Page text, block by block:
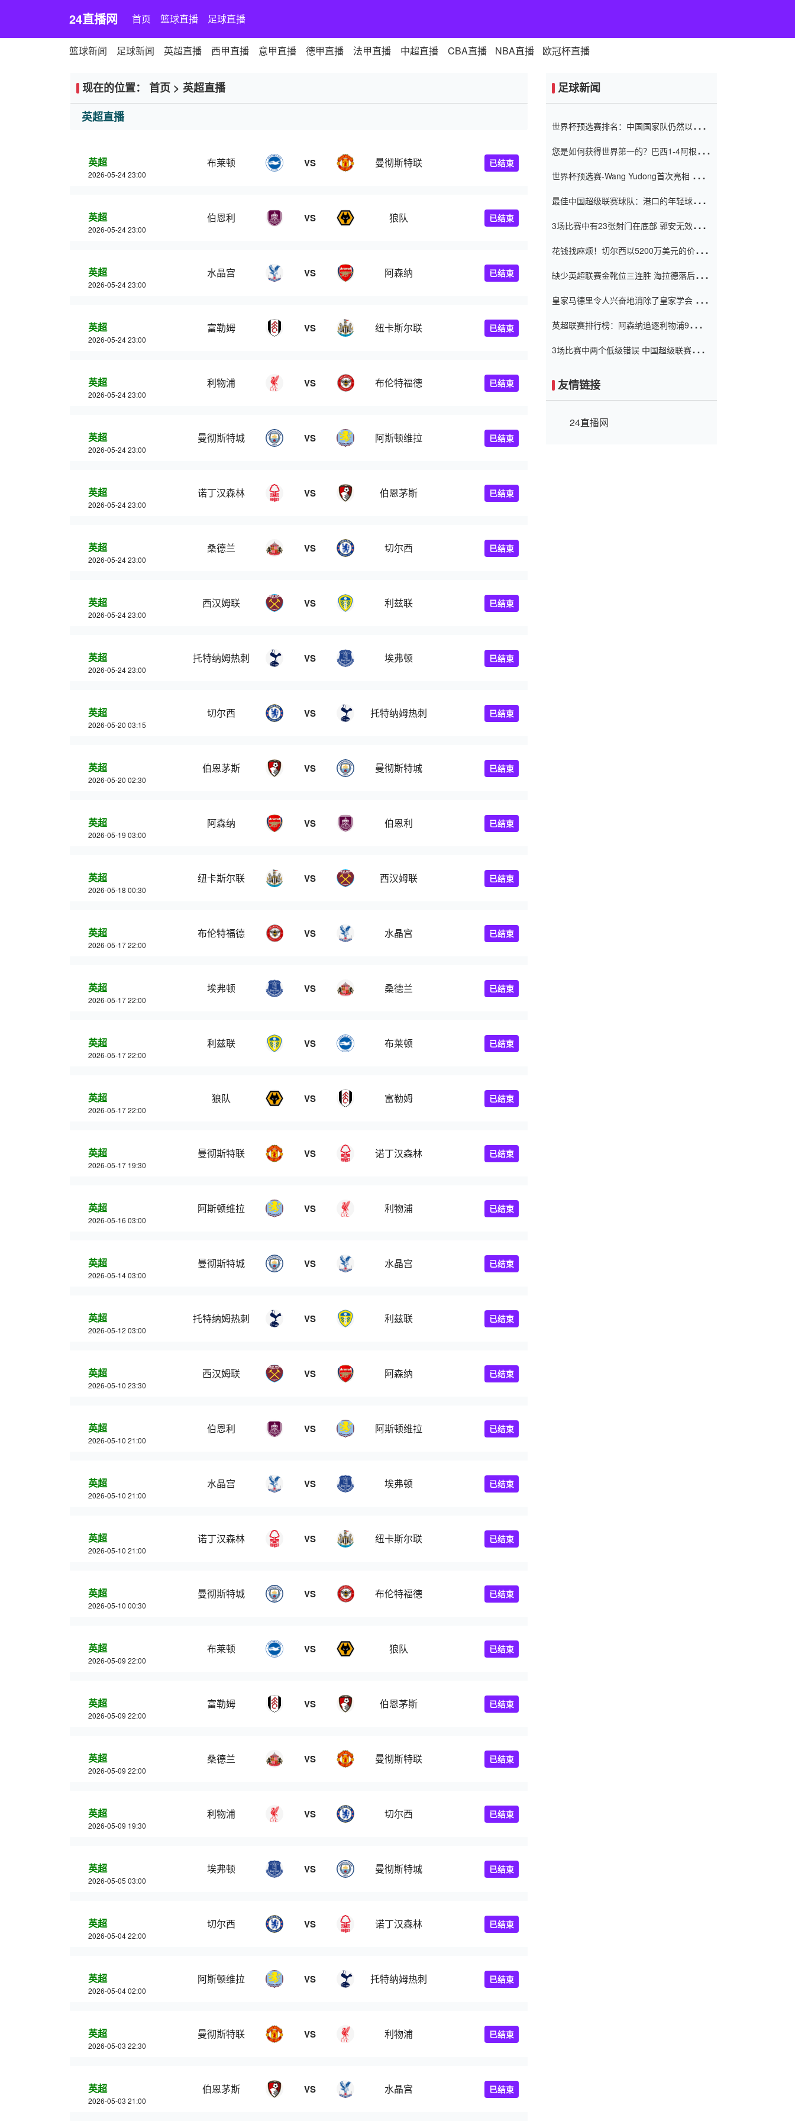
24直播网 首页 篮球直播 足球直播
篮球新闻 足球新闻 英超直播 西甲直播 意甲直播 德甲直播 法甲直播 中超直播 CBA直播 NBA直播 欧冠杯直播
现在的位置： 首页 > 英超直播
英超直播
英超
2026-05-24 23:00
布莱顿 VS 曼彻斯特联 已结束
英超
2026-05-24 23:00
伯恩利 VS 狼队 已结束
英超
2026-05-24 23:00
水晶宫 VS 阿森纳 已结束
英超
2026-05-24 23:00
富勒姆 VS 纽卡斯尔联 已结束
英超
2026-05-24 23:00
利物浦 VS 布伦特福德 已结束
英超
2026-05-24 23:00
曼彻斯特城 VS 阿斯顿维拉 已结束
英超
2026-05-24 23:00
诺丁汉森林 VS 伯恩茅斯 已结束
英超
2026-05-24 23:00
桑德兰 VS 切尔西 已结束
英超
2026-05-24 23:00
西汉姆联 VS 利兹联 已结束
英超
2026-05-24 23:00
托特纳姆热刺 VS 埃弗顿 已结束
英超
2026-05-20 03:15
切尔西 VS 托特纳姆热刺 已结束
英超
2026-05-20 02:30
伯恩茅斯 VS 曼彻斯特城 已结束
英超
2026-05-19 03:00
阿森纳 VS 伯恩利 已结束
英超
2026-05-18 00:30
纽卡斯尔联 VS 西汉姆联 已结束
英超
2026-05-17 22:00
布伦特福德 VS 水晶宫 已结束
英超
2026-05-17 22:00
埃弗顿 VS 桑德兰 已结束
英超
2026-05-17 22:00
利兹联 VS 布莱顿 已结束
英超
2026-05-17 22:00
狼队 VS 富勒姆 已结束
英超
2026-05-17 19:30
曼彻斯特联 VS 诺丁汉森林 已结束
英超
2026-05-16 03:00
阿斯顿维拉 VS 利物浦 已结束
英超
2026-05-14 03:00
曼彻斯特城 VS 水晶宫 已结束
英超
2026-05-12 03:00
托特纳姆热刺 VS 利兹联 已结束
英超
2026-05-10 23:30
西汉姆联 VS 阿森纳 已结束
英超
2026-05-10 21:00
伯恩利 VS 阿斯顿维拉 已结束
英超
2026-05-10 21:00
水晶宫 VS 埃弗顿 已结束
英超
2026-05-10 21:00
诺丁汉森林 VS 纽卡斯尔联 已结束
英超
2026-05-10 00:30
曼彻斯特城 VS 布伦特福德 已结束
英超
2026-05-09 22:00
布莱顿 VS 狼队 已结束
英超
2026-05-09 22:00
富勒姆 VS 伯恩茅斯 已结束
英超
2026-05-09 22:00
桑德兰 VS 曼彻斯特联 已结束
英超
2026-05-09 19:30
利物浦 VS 切尔西 已结束
英超
2026-05-05 03:00
埃弗顿 VS 曼彻斯特城 已结束
英超
2026-05-04 22:00
切尔西 VS 诺丁汉森林 已结束
英超
2026-05-04 02:00
阿斯顿维拉 VS 托特纳姆热刺 已结束
英超
2026-05-03 22:30
曼彻斯特联 VS 利物浦 已结束
英超
2026-05-03 21:00
伯恩茅斯 VS 水晶宫 已结束
足球新闻
世界杯预选赛排名：中国国家队仍然以6分
您是如何获得世界第一的？巴西1-4阿根
世界杯预选赛-Wang Yudong首次亮相 中国
最佳中国超级联赛球队：港口的年轻球员在
（Taishan）
3场比赛中有23张射门在底部 郭安无效传球
花钱找麻烦！切尔西以5200万美元的价格
窗口
缺少英超联赛金靴位三连胜 海拉德落后6球
皇家马德里令人兴奋地消除了皇家学会 安
英超联赛排行榜：阿森纳追逐利物浦9分 曼
3场比赛中两个低级错误 中国超级联赛的前
友情链接
24直播网